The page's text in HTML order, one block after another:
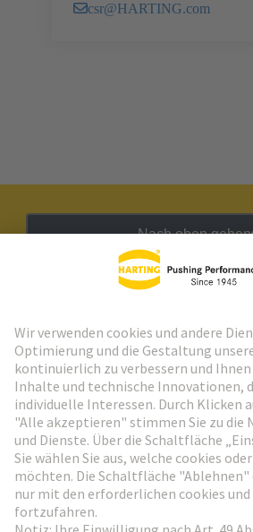
csr@HARTING.com
Nach oben gehen
Weiter zur Anmeldung
Social Media